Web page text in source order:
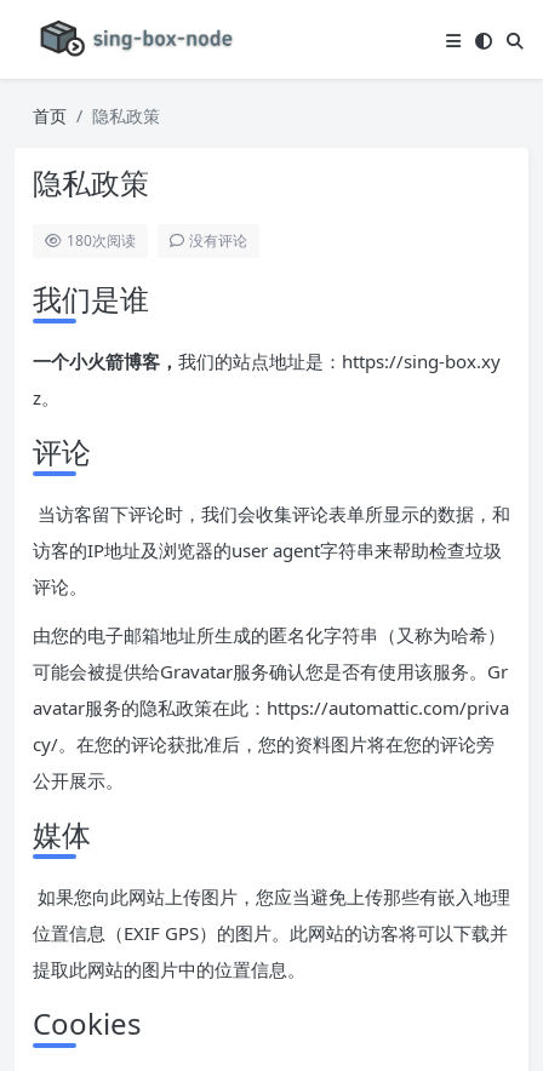
首页 隐私政策
隐私政策
180次阅读 没有评论
我们是谁
一个小火箭博客， 我们的站点地址是：https://sing-box.xy
z。
评论
当访客留下评论时，我们会收集评论表单所显示的数据，和
访客的IP地址及浏览器的user agent字符串来帮助检查垃圾
评论。
由您的电子邮箱地址所生成的匿名化字符串（又称为哈希）
可能会被提供给Gravatar服务确认您是否有使用该服务。Gr
avatar服务的隐私政策在此：https://automattic.com/priva
cy/。在您的评论获批准后，您的资料图片将在您的评论旁
公开展示。
媒体
如果您向此网站上传图片，您应当避免上传那些有嵌入地理
位置信息（EXIF GPS）的图片。此网站的访客将可以下载并
提取此网站的图片中的位置信息。
Cookies